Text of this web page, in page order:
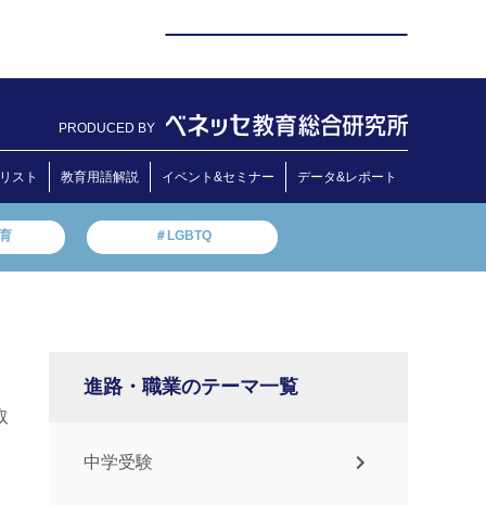
PRODUCED BY
スト 教育用語解説 イベント&セミナー データ&レポート
＃LGBTQ
進路・職業のテーマ一覧
中学受験